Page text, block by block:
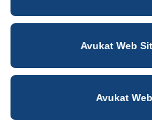
Avukat Web
Avukat